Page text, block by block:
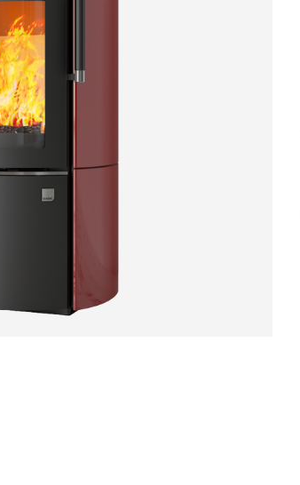
Alternativen zu Öl und Gas
Wärmepumpe mit Kamin
Holzvergaserkessel
Heizen mit Pellets